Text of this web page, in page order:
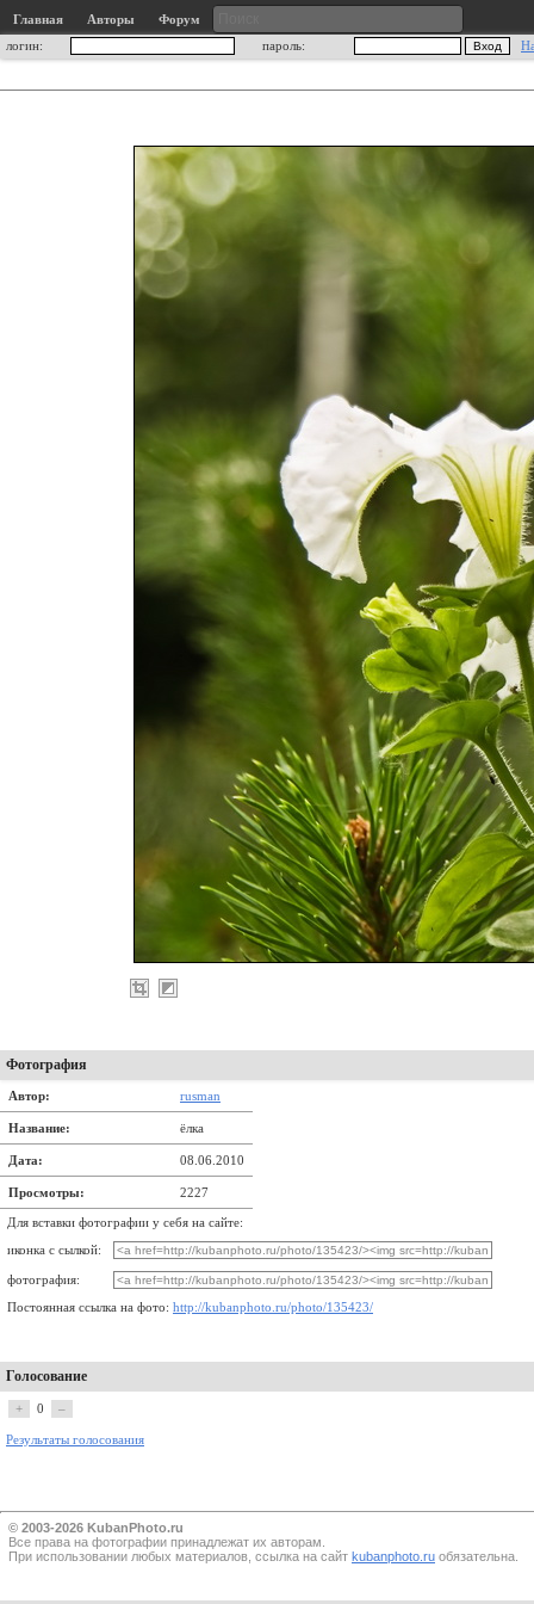
Главная Авторы
Форум
логин:
пароль:
Фотография
Автор: rusman
Название: ёлка
Дата: 08.06.2010
Просмотры: 2227
Для вставки фотографии у себя на сайте:
иконка с сылкой:
фотография:
Постоянная ссылка на фото: http://kubanphoto.ru/photo/135423/
Голосование
+ 0 –
Результаты голосования
© 2003-2026 KubanPhoto.ru
Все прaва на фотографии принадлежат их авторам.
При использовании любых материалов, ссылка на сайт kubanphoto.ru обязательна.